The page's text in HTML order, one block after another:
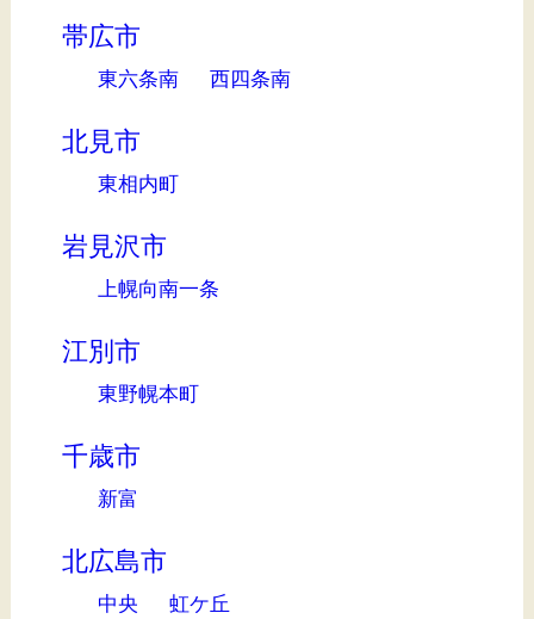
帯広市
東六条南 西四条南
北見市
東相内町
岩見沢市
上幌向南一条
江別市
東野幌本町
千歳市
新富
北広島市
中央 虹ケ丘